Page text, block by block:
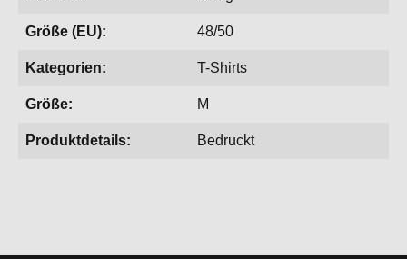
Größe (EU): 48/50
Kategorien: T-Shirts
Größe: M
Produktdetails: Bedruckt